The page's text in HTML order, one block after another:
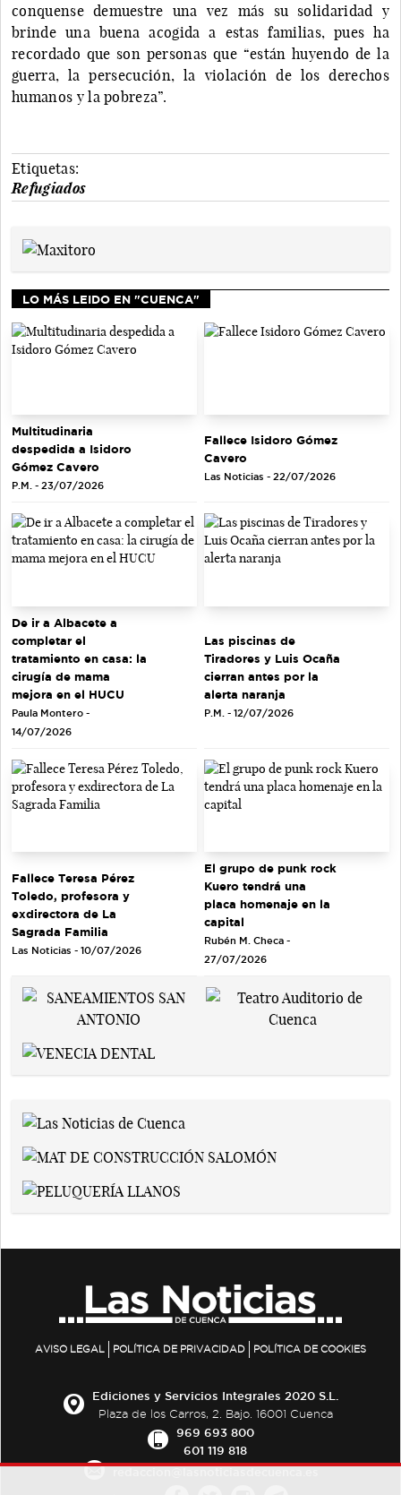
conquense demuestre una vez más su solidaridad y
brinde una buena acogida a estas familias, pues ha
recordado que son personas que “están huyendo de la
guerra, la persecución, la violación de los derechos
humanos y la pobreza”.
Etiquetas:
Refugiados
LO MÁS LEIDO EN "CUENCA"
Multitudinaria
despedida a Isidoro
Gómez Cavero
P.M. - 23/07/2026
Fallece Isidoro Gómez
Cavero
Las Noticias - 22/07/2026
De ir a Albacete a
completar el
tratamiento en casa: la
cirugía de mama
mejora en el HUCU
Paula Montero -
14/07/2026
Las piscinas de
Tiradores y Luis Ocaña
cierran antes por la
alerta naranja
P.M. - 12/07/2026
Fallece Teresa Pérez
Toledo, profesora y
exdirectora de La
Sagrada Familia
Las Noticias - 10/07/2026
El grupo de punk rock
Kuero tendrá una
placa homenaje en la
capital
Rubén M. Checa -
27/07/2026
AVISO LEGAL POLÍTICA DE PRIVACIDAD POLÍTICA DE COOKIES
Ediciones y Servicios Integrales 2020 S.L.
Plaza de los Carros, 2. Bajo. 16001 Cuenca
969 693 800
601 119 818